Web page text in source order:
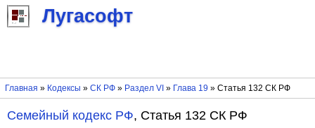
Лугасофт
Главная » Кодексы » СК РФ» Раздел VI » Глава 19 » Статья 132 СК РФ
Семейный кодекс РФ, Статья 132 СК РФ